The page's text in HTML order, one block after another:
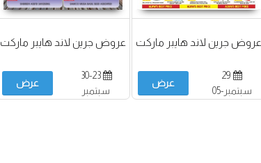
عروض جرين لاند هايبر ماركت
29
سبتمبر-05
عرض
عروض جرين لاند هايبر ماركت
30-23
سبتمبر
عرض